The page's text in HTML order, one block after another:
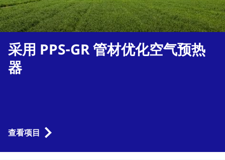
采用 PPS-GR 管材优化空气预热
器
查看项目